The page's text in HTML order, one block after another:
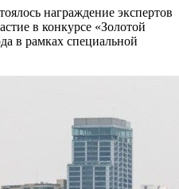
награждение экспертов
в конкурсе «Золотой
в рамках специальной